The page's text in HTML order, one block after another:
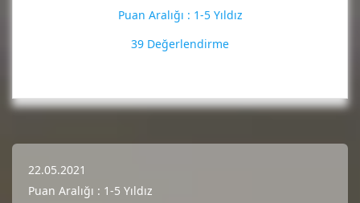
Puan Aralığı : 1-5 Yıldız
39 Değerlendirme
22.05.2021
Puan Aralığı : 1-5 Yıldız